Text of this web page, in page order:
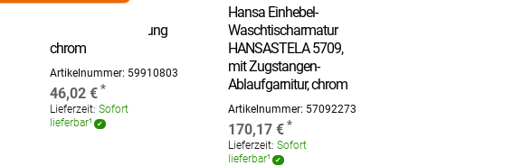
Zugknopfumstellung
chrom
Artikelnummer: 59910803
46,02 €
Lieferzeit: Sofort
lieferbar¹
Hansa Einhebel-
Waschtischarmatur
HANSASTELA 5709,
mit Zugstangen-
Ablaufgarnitur, chrom
Artikelnummer: 57092273
170,17 €
Lieferzeit: Sofort
lieferbar¹